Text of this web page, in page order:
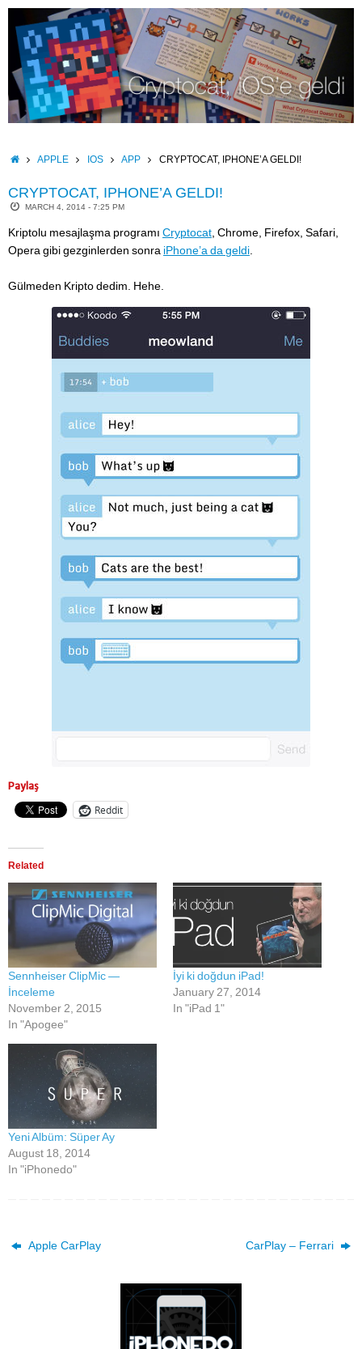
Skip
content
HOMEAPPLE IOS APP CRYPTOCAT, IPHONE’A GELDI!
CRYPTOCAT, IPHONE’A GELDI!
MARCH 4, 2014 - 7:25 PM
Kriptolu mesajlaşma programı Cryptocat, Chrome, Firefox, Safari,
Opera gibi gezginlerden sonra iPhone’a da geldi.
Gülmeden Kripto dedim. Hehe.
Paylaş
Reddit
Related
Sennheiser ClipMic —
İnceleme
November 2, 2015
In "Apogee"
İyi ki doğdun iPad!
January 27, 2014
In "iPad 1"
Yeni Albüm: Süper Ay
August 18, 2014
In "iPhonedo"
Apple CarPlay CarPlay – Ferrari